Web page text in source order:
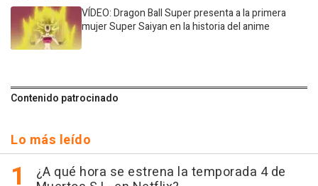
VÍDEO: Dragon Ball Super presenta a la primera
mujer Super Saiyan en la historia del anime
Contenido patrocinado
Lo más leído
¿A qué hora se estrena la temporada 4 de